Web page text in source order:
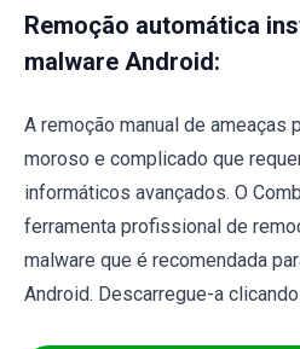
Remoção automática
malware Android:
A remoção manual de ameaças
moroso e complicado que
informáticos avançados. O
ferramenta profissional de
malware que é recomendada
Android. Descarregue-a